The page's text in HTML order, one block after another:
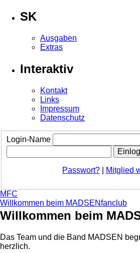
SK
Ausgaben
Extras
Interaktiv
Kontakt
Links
Impressum
Datenschutz
Login-Name
Passwort? Mitglied
MFC
Willkommen beim MADSENfanclub
Willkommen beim
Das Team und die Band MADSEN
herzlich.